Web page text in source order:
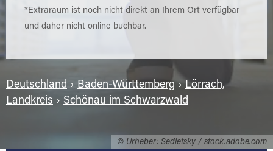
© Urheber: Sedletsky / stock.adobe.com
*Extraraum ist noch nicht direkt an Ihrem Ort verfügbar
und daher nicht online buchbar.
Deutschland › Baden-Württemberg › Lörrach,
Landkreis › Schönau im Schwarzwald